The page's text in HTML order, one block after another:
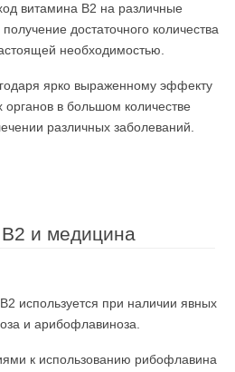
витамина В2 на различные
достаточного количества
необходимостью.
ярко выраженному эффекту
в большом количестве
различных заболеваний.
и медицина
используется при наличии явных
и арибофлавиноза.
к использованию рибофлавина